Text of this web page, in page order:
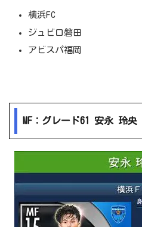
横浜FC
ジュビロ磐田
アビスパ福岡
MF：グレード61 安永 玲央